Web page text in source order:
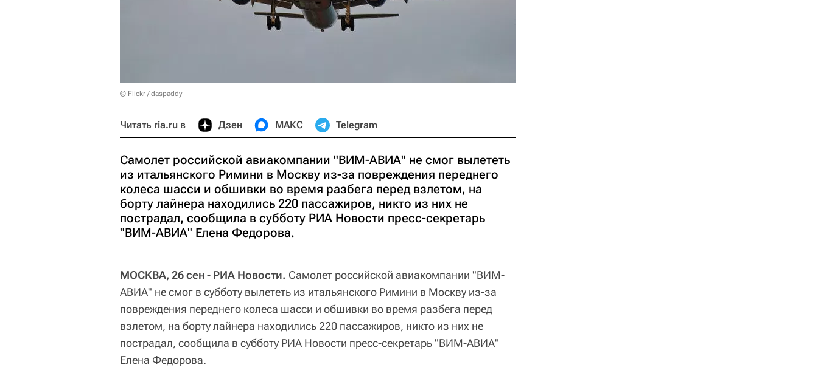
© Flickr / daspaddy
Читать ria.ru в Дзен МАКС Telegram
Самолет российской авиакомпании "ВИМ-АВИА" не смог вылететь
из итальянского Римини в Москву из-за повреждения переднего
колеса шасси и обшивки во время разбега перед взлетом, на
борту лайнера находились 220 пассажиров, никто из них не
пострадал, сообщила в субботу РИА Новости пресс-секретарь
"ВИМ-АВИА" Елена Федорова.
МОСКВА, 26 сен - РИА Новости. Самолет российской авиакомпании "ВИМ-
АВИА" не смог в субботу вылететь из итальянского Римини в Москву из-за
повреждения переднего колеса шасси и обшивки во время разбега перед
взлетом, на борту лайнера находились 220 пассажиров, никто из них не
пострадал, сообщила в субботу РИА Новости пресс-секретарь "ВИМ-АВИА"
Елена Федорова.